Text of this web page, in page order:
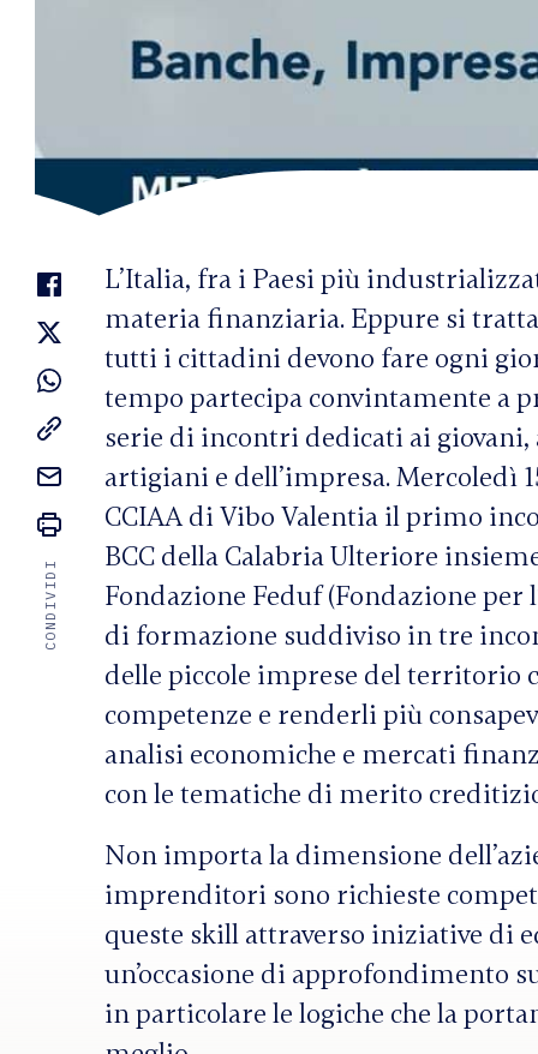
L’Italia, fra i Paesi più
materia finanziaria. Eppure si
tutti i cittadini devono fare ogni
tempo partecipa convintamente a
serie di incontri dedicati ai giovani,
artigiani e dell’impresa. Mercoledì
CCIAA di Vibo Valentia il primo
BCC della Calabria Ulteriore
Fondazione Feduf (Fondazione per
di formazione suddiviso in tre
delle piccole imprese del territorio
competenze e renderli più
analisi economiche e mercati
con le tematiche di merito
Non importa la dimensione
imprenditori sono richieste
queste skill attraverso iniziative di
un’occasione di approfondimento
in particolare le logiche che la
CONDIVIDI